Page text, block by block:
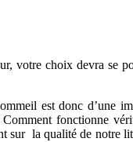
votre choix devra se
est donc d’une
fonctionne
la qualité de notre